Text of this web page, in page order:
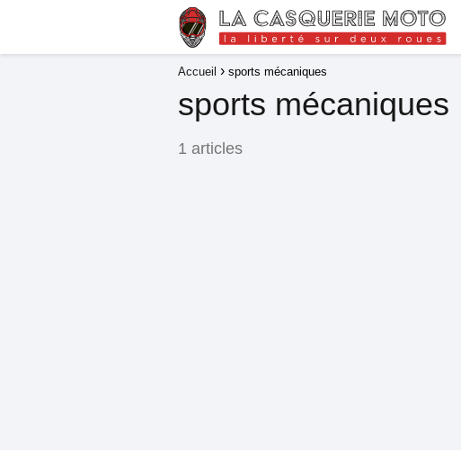
Accueil sports mécaniques
sports mécaniques
1 articles